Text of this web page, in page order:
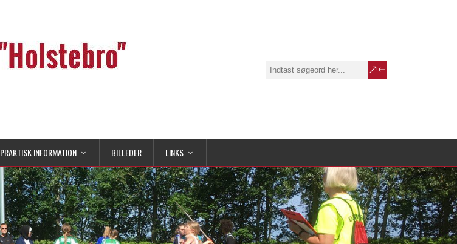
PRAKTISK INFORMATION BILLEDER LINKS